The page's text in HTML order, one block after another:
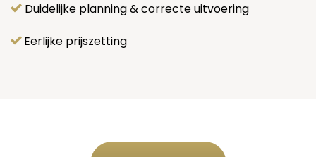
Duidelijke planning & correcte uitvoering
Eerlijke prijszetting